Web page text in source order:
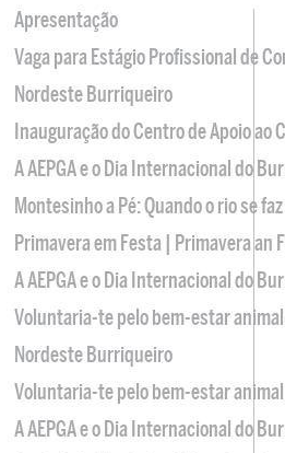
Apresentação
Vaga para Estágio Profissional de
Nordeste Burriqueiro
Inauguração do Centro de Apoio ao
A AEPGA e o Dia Internacional do
Montesinho a Pé: Quando o rio se
Primavera em Festa | Primavera an
A AEPGA e o Dia Internacional do
Voluntaria-te pelo bem-estar animal
Nordeste Burriqueiro
Voluntaria-te pelo bem-estar animal
A AEPGA e o Dia Internacional do